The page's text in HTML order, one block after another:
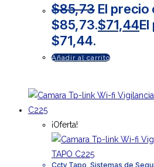
$85,73 El precio
$85,73.$71,44
$71,44.
Añadir al carrito
¡Oferta!
Cctv Tapo Sistemas de